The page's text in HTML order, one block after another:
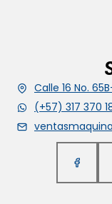
Calle 16 No.
(+57) 317 370